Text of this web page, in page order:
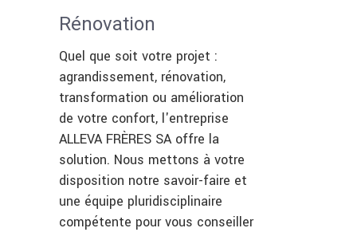
Rénovation
Quel que soit votre projet :
agrandissement, rénovation,
transformation ou amélioration
de votre confort, l'entreprise
ALLEVA FRÈRES SA offre la
solution. Nous mettons à votre
disposition notre savoir-faire et
une équipe pluridisciplinaire
compétente pour vous conseiller